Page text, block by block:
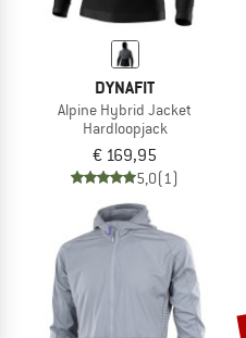
DYNAFIT
Alpine Hybrid Jacket
Hardloopjack
€ 169,95
5,0(1)